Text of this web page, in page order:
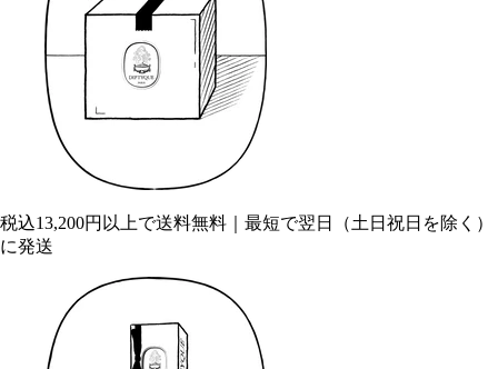
税込13,200円以上で送料無料｜最短で翌日（土日祝日を除く）
に発送